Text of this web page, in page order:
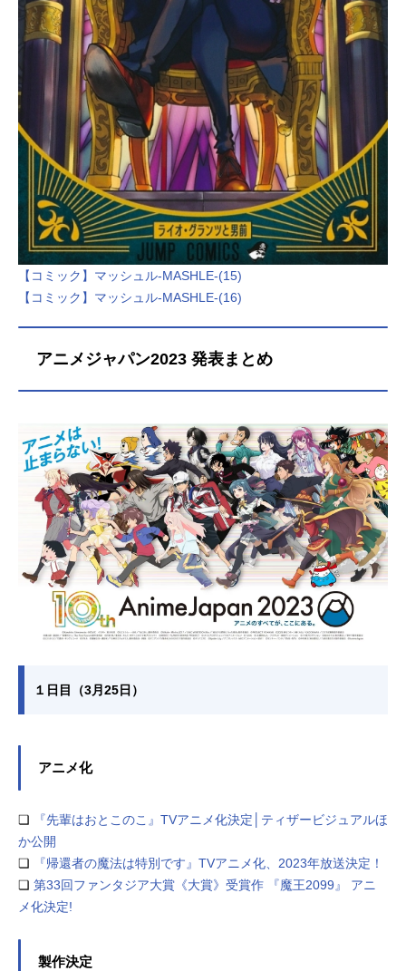
【コミック】マッシュル-MASHLE-(15)
【コミック】マッシュル-MASHLE-(16)
アニメジャパン2023 発表まとめ
１日目（3月25日）
アニメ化
❏
『先輩はおとこのこ』TVアニメ化決定│ティザービジュアルほ
か公開
❏
『帰還者の魔法は特別です』TVアニメ化、2023年放送決定！
❏ 第33回ファンタジア大賞《大賞》受賞作 『魔王2099』 アニ
メ化決定!
製作決定